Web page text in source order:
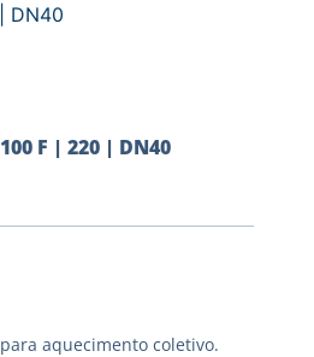
DN40
F | 220 | DN40
aquecimento coletivo.